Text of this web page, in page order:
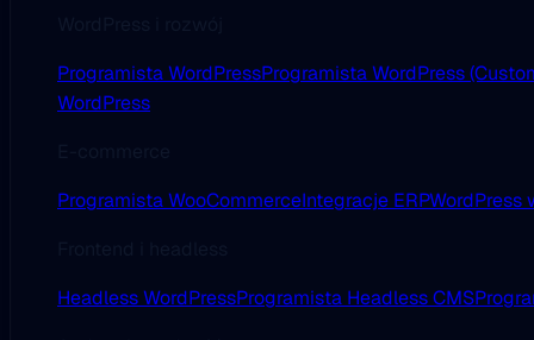
Programista WordPressProgramista WordPress
WordPress
Programista WooCommerceIntegracje ERPWordPress
Headless WordPressProgramista Headless CMS